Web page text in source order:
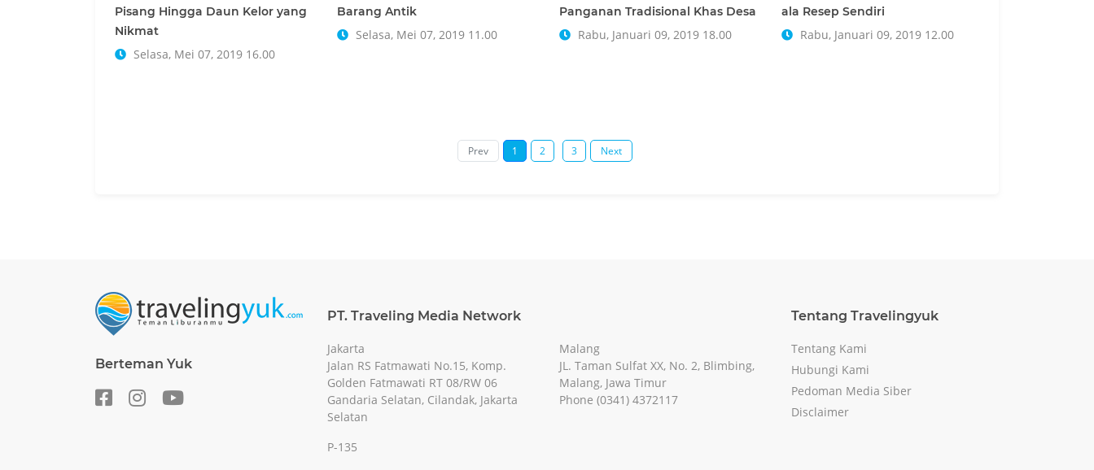
Pisang Hingga Daun Kelor yang
Nikmat
Selasa, Mei 07, 2019 16.00
Barang Antik
Selasa, Mei 07, 2019 11.00
Panganan Tradisional Khas Desa
Rabu, Januari 09, 2019 18.00
ala Resep Sendiri
Rabu, Januari 09, 2019 12.00
Prev 1 2 3 Next
PT. Traveling Media Network Tentang Travelingyuk
Berteman Yuk
Jakarta
Jalan RS Fatmawati No.15, Komp.
Golden Fatmawati RT 08/RW 06
Gandaria Selatan, Cilandak, Jakarta
Selatan
P-135
Malang
JL. Taman Sulfat XX, No. 2, Blimbing,
Malang, Jawa Timur
Phone (0341) 4372117
Tentang Kami
Hubungi Kami
Pedoman Media Siber
Disclaimer